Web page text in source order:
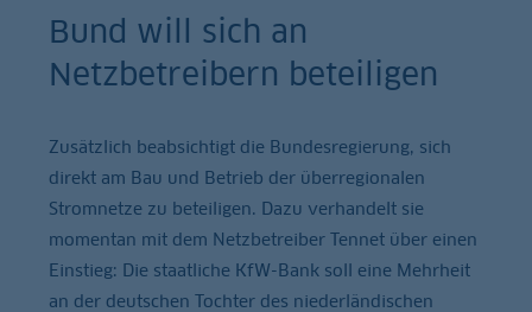
Bund will sich an
Netzbetreibern beteiligen
Zusätzlich beabsichtigt die Bundesregierung, sich
direkt am Bau und Betrieb der überregionalen
Stromnetze zu beteiligen. Dazu verhandelt sie
momentan mit dem Netzbetreiber Tennet über einen
Einstieg: Die staatliche KfW-Bank soll eine Mehrheit
an der deutschen Tochter des niederländischen